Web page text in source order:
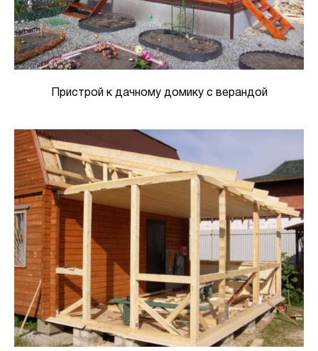
Пристрой к дачному домику с верандой